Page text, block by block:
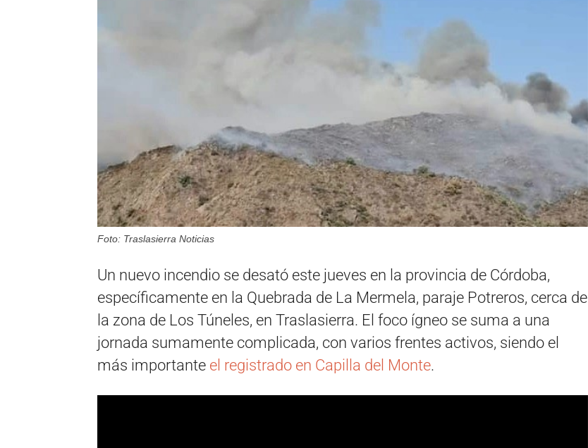
Foto: Traslasierra Noticias
Un nuevo incendio se desató este jueves en la provincia de Córdoba,
específicamente en la Quebrada de La Mermela, paraje Potreros, cerca de
la zona de Los Túneles, en Traslasierra. El foco ígneo se suma a una
jornada sumamente complicada, con varios frentes activos, siendo el
más importante el registrado en Capilla del Monte.